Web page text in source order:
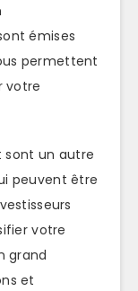
émises
permettent
votre
sont un autre
peuvent être
votre
grand
et